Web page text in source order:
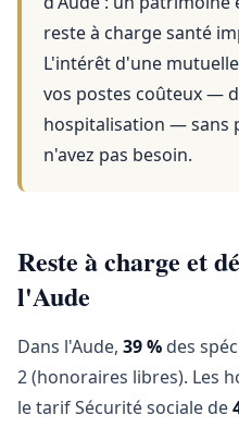
reste à charge santé
L'intérêt d'une
vos postes coûteux —
hospitalisation — sans
n'avez pas besoin.
Reste à charge et
l'Aude
Dans l'Aude, 39 % des
2 (honoraires libres). Les
le tarif Sécurité sociale de